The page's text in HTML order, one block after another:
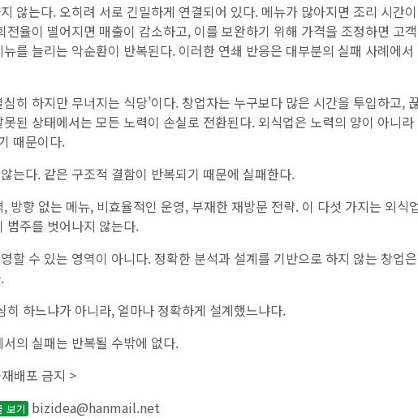
않는다. 오히려 서로 긴밀하게 연결되어 있다. 메뉴가 많아지면 조리 시간
율이 떨어지면 매출이 감소하고, 이를 보완하기 위해 가격을 조정하면 고
를 늘리는 악순환이 반복된다. 이러한 연쇄 반응은 대부분의 실패 사례에서
히 하지만 무너지는 식당’이다. 창업자는 누구보다 많은 시간을 투입하고,
된 상태에서는 모든 노력이 손실로 전환된다. 외식업은 노력의 양이 아니라
때문이다.
는다. 같은 구조적 결함이 반복되기 때문에 실패한다.
방향 없는 메뉴, 비효율적인 운영, 부재한 재방문 전략. 이 다섯 가지는 외식
범주를 벗어나지 않는다.
할 수 있는 영역이 아니다. 정확한 분석과 설계를 기반으로 하지 않는 창업
하느냐가 아니라, 얼마나 정확하게 설계했느냐다.
의 실패는 반복될 수밖에 없다.
배포 금지 >
보기 bizidea@hanmail.net